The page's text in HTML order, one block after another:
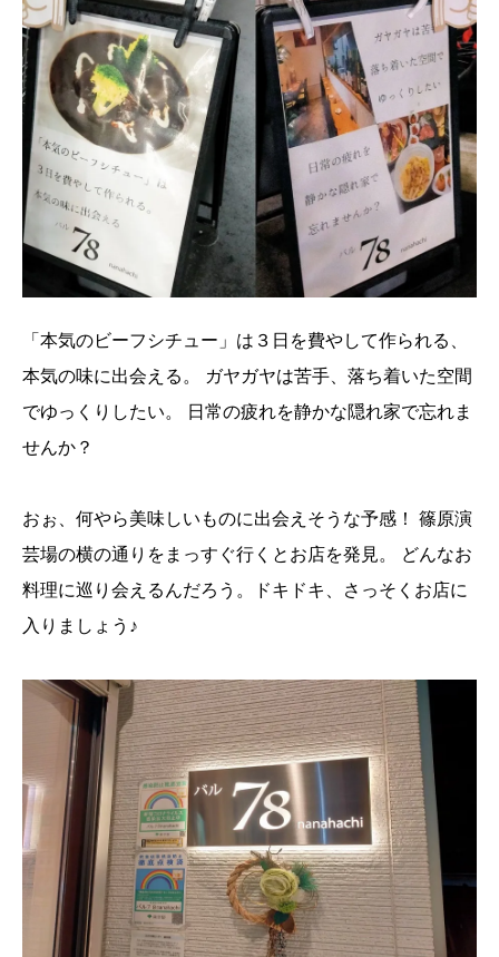
「本気のビーフシチュー」は３日を費やして作られる、
本気の味に出会える。
ガヤガヤは苦手、落ち着いた空間
でゆっくりしたい。
日常の疲れを静かな隠れ家で忘れま
せんか？
おぉ、何やら美味しいものに出会えそうな予感！
篠原演
芸場の横の通りをまっすぐ行くとお店を発見。
どんなお
料理に巡り会えるんだろう。ドキドキ、さっそくお店に
入りましょう♪